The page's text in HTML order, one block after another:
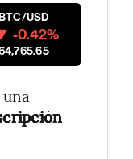
USD
-0.42%